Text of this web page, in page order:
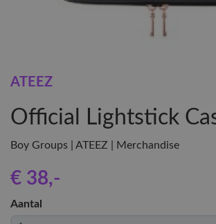
ATEEZ
Official Lightstick
Boy Groups | ATEEZ | Merchandise
€ 38,-
Aantal